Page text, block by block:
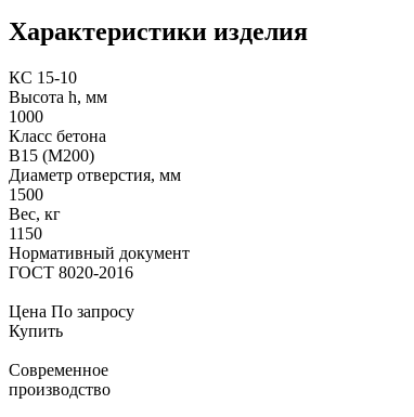
Характеристики изделия
КС 15-10
Высота h, мм
1000
Класс бетона
В15 (М200)
Диаметр отверстия, мм
1500
Вес, кг
1150
Нормативный документ
ГОСТ 8020-2016
Цена По запросу
Купить
Современное
производство